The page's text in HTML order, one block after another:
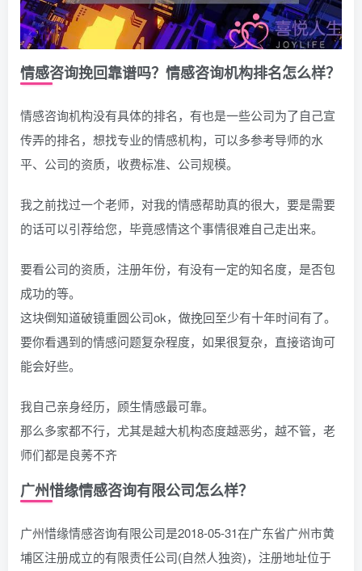
情感咨询挽回靠谱吗？情感咨询机构排名怎么样？
情感咨询机构没有具体的排名，有也是一些公司为了自己宣
传弄的排名，想找专业的情感机构，可以多参考导师的水
平、公司的资质，收费标准、公司规模。
我之前找过一个老师，对我的情感帮助真的很大，要是需要
的话可以引荐给您，毕竟感情这个事情很难自己走出来。
要看公司的资质，注册年份，有没有一定的知名度，是否包
成功的等。
这块倒知道破镜重圆公司ok，做挽回至少有十年时间有了。
要你看遇到的情感问题复杂程度，如果很复杂，直接谘询可
能会好些。
我自己亲身经历，顾生情感最可靠。
那么多家都不行，尤其是越大机构态度越恶劣，越不管，老
师们都是良莠不齐
广州惜缘情感咨询有限公司怎么样？
广州惜缘情感咨询有限公司是2018-05-31在广东省广州市黄
埔区注册成立的有限责任公司(自然人独资)，注册地址位于